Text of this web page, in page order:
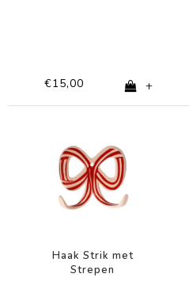
€15,00 +
Haak Strik met
Strepen